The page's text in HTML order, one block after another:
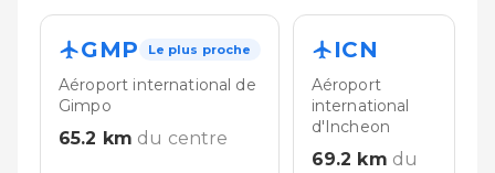
GMP Le plus proche
Aéroport international de
Gimpo
65.2 km du centre
ICN
Aéroport
international
d'Incheon
69.2 km du